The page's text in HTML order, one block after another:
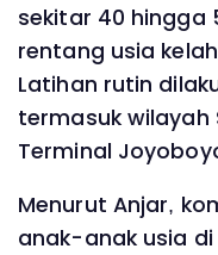
sekitar 40 hingga
rentang usia
Latihan rutin
termasuk wilayah
Terminal
Menurut Anjar,
anak-anak usia